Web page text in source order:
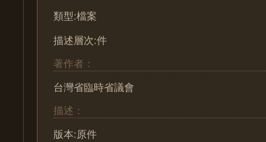
類型:檔案
描述層次:件
著作者：
台灣省臨時省議會
描述：
版本:原件